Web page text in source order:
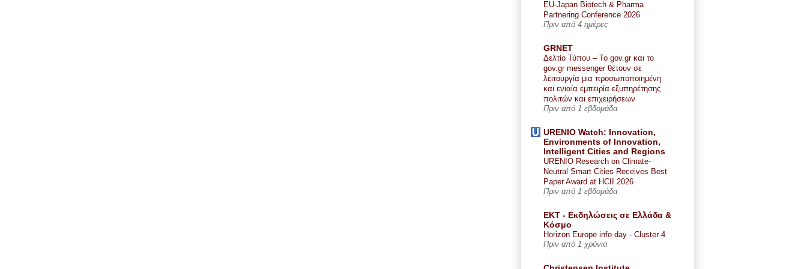
EU-Japan Biotech & Pharma
Partnering Conference 2026
Πριν από 4 ημέρες
GRNET
Δελτίο Τύπου – Το gov.gr και το
gov.gr messenger θέτουν σε
λειτουργία μια προσωποποιημένη
και ενιαία εμπειρία εξυπηρέτησης
πολιτών και επιχειρήσεων
Πριν από 1 εβδομάδα
URENIO Watch: Innovation,
Environments of Innovation,
Intelligent Cities and Regions
URENIO Research on Climate-
Neutral Smart Cities Receives Best
Paper Award at HCII 2026
Πριν από 1 εβδομάδα
ΕΚΤ - Εκδηλώσεις σε Ελλάδα &
Κόσμο
Horizon Europe info day - Cluster 4
Πριν από 1 χρόνια